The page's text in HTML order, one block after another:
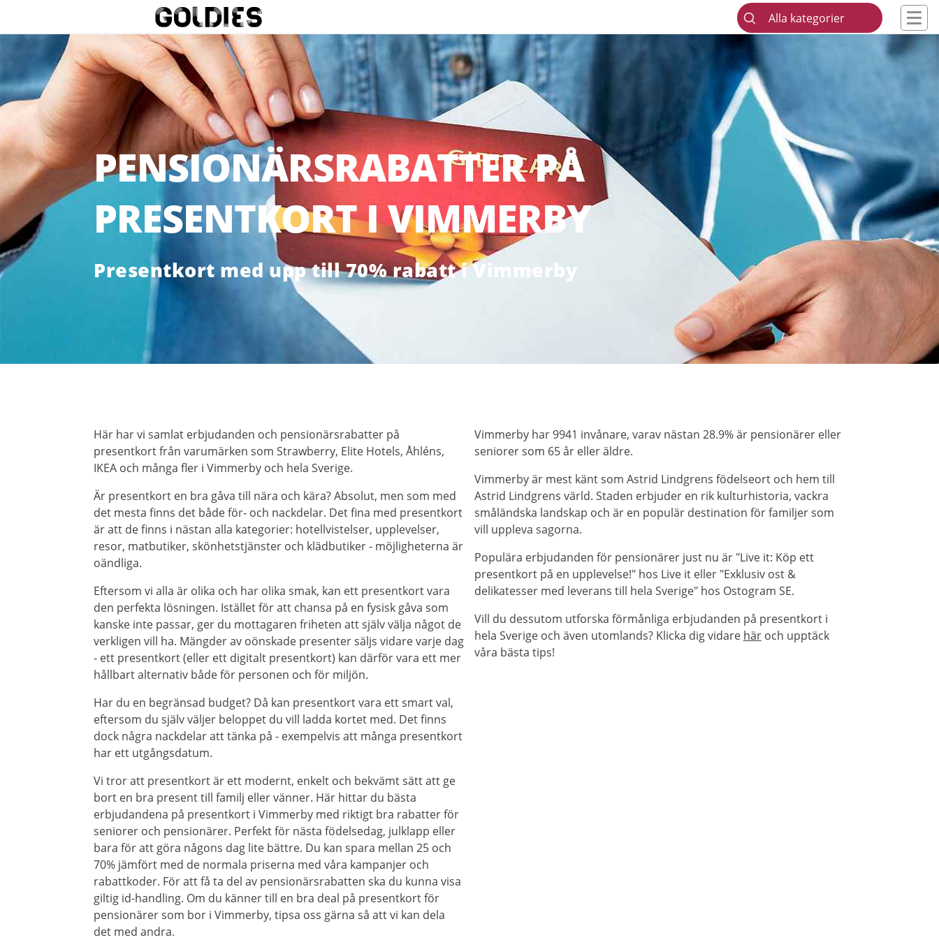
Alla kategorier
PENSIONÄRSRABATTER PÅ
PRESENTKORT I VIMMERBY
Presentkort med upp till 70% rabatt i Vimmerby
Här har vi samlat erbjudanden och pensionärsrabatter på
presentkort från varumärken som Strawberry, Elite Hotels, Åhléns,
IKEA och många fler i Vimmerby och hela Sverige.
Är presentkort en bra gåva till nära och kära? Absolut, men som med
det mesta finns det både för- och nackdelar. Det fina med presentkort
är att de finns i nästan alla kategorier: hotellvistelser, upplevelser,
resor, matbutiker, skönhetstjänster och klädbutiker - möjligheterna är
oändliga.
Eftersom vi alla är olika och har olika smak, kan ett presentkort vara
den perfekta lösningen. Istället för att chansa på en fysisk gåva som
kanske inte passar, ger du mottagaren friheten att själv välja något de
verkligen vill ha. Mängder av oönskade presenter säljs vidare varje dag
- ett presentkort (eller ett digitalt presentkort) kan därför vara ett mer
hållbart alternativ både för personen och för miljön.
Har du en begränsad budget? Då kan presentkort vara ett smart val,
eftersom du själv väljer beloppet du vill ladda kortet med. Det finns
dock några nackdelar att tänka på - exempelvis att många presentkort
har ett utgångsdatum.
Vi tror att presentkort är ett modernt, enkelt och bekvämt sätt att ge
bort en bra present till familj eller vänner. Här hittar du bästa
erbjudandena på presentkort i Vimmerby med riktigt bra rabatter för
seniorer och pensionärer. Perfekt för nästa födelsedag, julklapp eller
bara för att göra någons dag lite bättre. Du kan spara mellan 25 och
70% jämfört med de normala priserna med våra kampanjer och
rabattkoder. För att få ta del av pensionärsrabatten ska du kunna visa
giltig id-handling. Om du känner till en bra deal på presentkort för
pensionärer som bor i Vimmerby, tipsa oss gärna så att vi kan dela
det med andra.
Vimmerby har 9941 invånare, varav nästan 28.9% är pensionärer eller
seniorer som 65 år eller äldre.
Vimmerby är mest känt som Astrid Lindgrens födelseort och hem till
Astrid Lindgrens värld. Staden erbjuder en rik kulturhistoria, vackra
småländska landskap och är en populär destination för familjer som
vill uppleva sagorna.
Populära erbjudanden för pensionärer just nu är "Live it: Köp ett
presentkort på en upplevelse!" hos Live it eller "Exklusiv ost &
delikatesser med leverans till hela Sverige" hos Ostogram SE.
Vill du dessutom utforska förmånliga erbjudanden på presentkort i
hela Sverige och även utomlands? Klicka dig vidare häroch upptäck
våra bästa tips!